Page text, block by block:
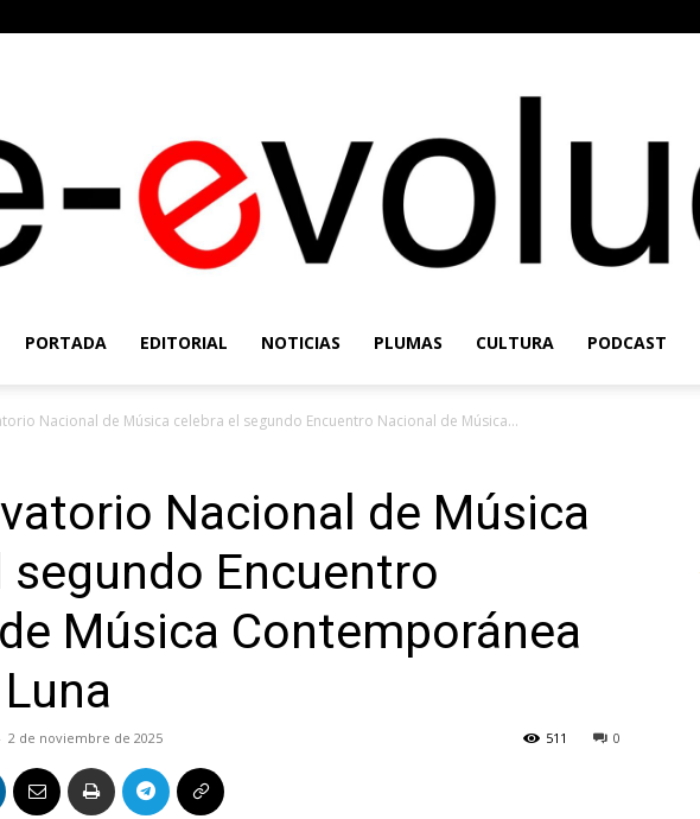
Evolución
PORTADA EDITORIAL NOTICIAS PLUMAS CULTURA PODCAST
Nacional de Música celebra el segundo Encuentro Nacional de Música...
Nacional de Música
segundo Encuentro
Música Contemporánea
2 de noviembre de 2025 0
511